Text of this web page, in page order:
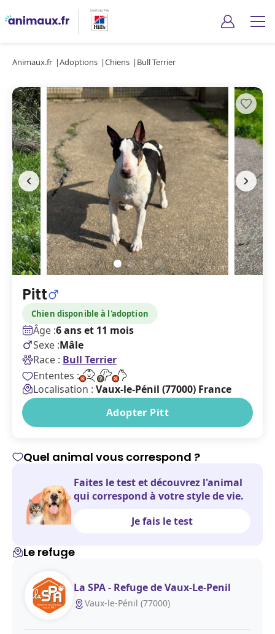
Animaux.fr Adoptions Chiens Bull Terrier
Pitt
Chien disponible à l'adoption
Âge :6 ans et 11 mois
Sexe :Mâle
Race : Bull Terrier
Ententes :
Localisation : Vaux-le-Pénil (77000) France
Adopter Pitt
Quel animal vous correspond ?
Faites le test et découvrez l'animal
qui correspond à votre style de vie.
Je fais le test
Le refuge
La SPA - Refuge de Vaux-Le-Penil
Vaux-le-Pénil (77000)